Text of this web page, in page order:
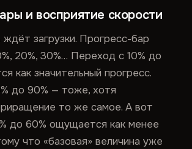
и восприятие скорости
ждёт загрузки. Прогресс-бар
20%, 30%… Переход с 10% до
как значительный прогресс.
до 90% — тоже, хотя
то же самое. А вот
до 60% ощущается как менее
что «базовая» величина уже